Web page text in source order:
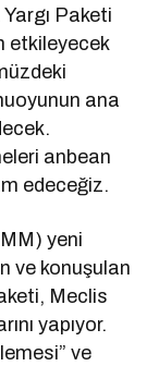
Paketi
etkileyecek
ana
anbean
edeceğiz.
yeni
ve konuşulan
Meclis
yapıyor.
ve